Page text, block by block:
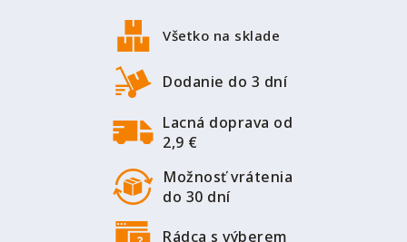
i
u
Všetko na sklade
Dodanie do 3 dní
Lacná doprava od
2,9 €
Možnosť vrátenia
do 30 dní
Rádca s výberem